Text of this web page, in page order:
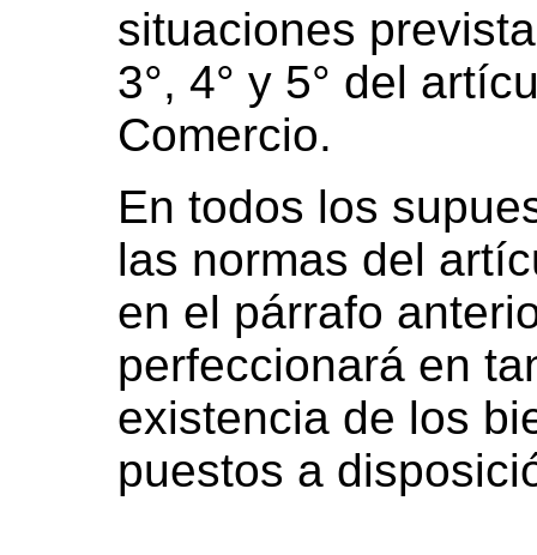
situaciones
3°, 4° y 5° del
Comercio.
En todos los
las normas del
en el párrafo
perfeccionará en
existencia de los
puestos a